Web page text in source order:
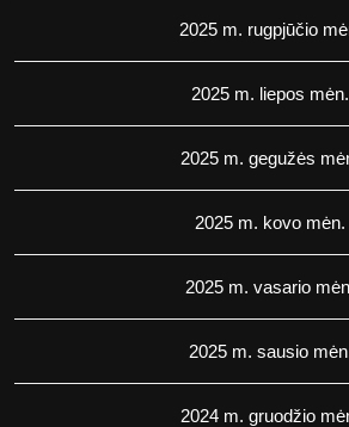
2025 m. rugpjūčio
2025 m. liepos mėn.
2025 m. gegužės
2025 m. kovo mėn.
2025 m. vasario
2025 m. sausio
2024 m. gruodžio